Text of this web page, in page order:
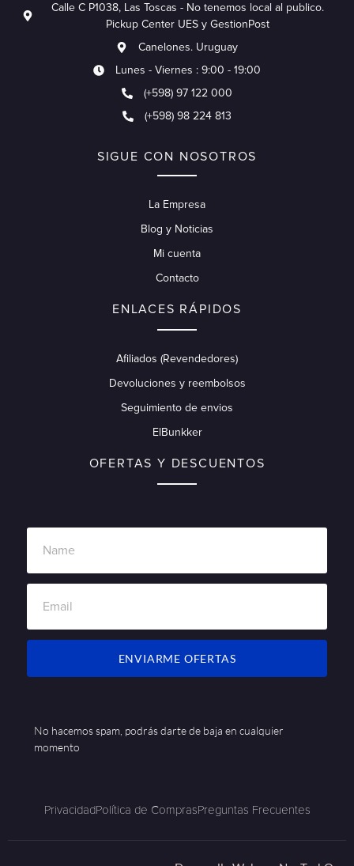
Calle C P1038, Las Toscas - No tenemos local al publico.
Pickup Center UES y GestionPost
Canelones. Uruguay
Lunes - Viernes : 9:00 - 19:00
(+598) 97 122 000
(+598) 98 224 813
SIGUE CON NOSOTROS
La Empresa
Blog y Noticias
Mi cuenta
Contacto
ENLACES RÁPIDOS
Afiliados (Revendedores)
Devoluciones y reembolsos
Seguimiento de envios
ElBunkker
OFERTAS Y DESCUENTOS
ENVIARME OFERTAS
No hacemos spam, podrás darte de baja en cualquier
momento
PrivacidadPolítica de ComprasPreguntas Frecuentes